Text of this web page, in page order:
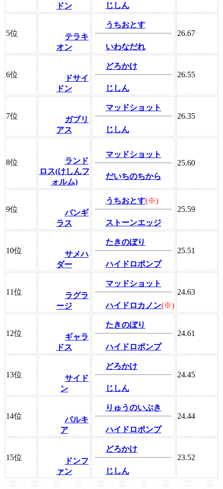
ドン
じしん
5位
テラキ
オン
うちおとす
いわなだれ
26.67
6位
ドサイ
ドン
どろかけ
じしん
26.55
7位
ガブリ
アス
マッドショット
じしん
26.35
8位
ランド
ロス(けしんフ
ォルム)
マッドショット
だいちのちから
25.60
9位
バンギ
ラス
うちおとす(※)
ストーンエッジ
25.59
10位
サメハ
ダー
たきのぼり
ハイドロポンプ
25.51
11位
ラグラ
ージ
マッドショット
ハイドロカノン(※)
24.63
12位
ギャラ
ドス
たきのぼり
ハイドロポンプ
24.61
13位
サイド
ン
どろかけ
じしん
24.45
14位
パルキ
ア
りゅうのいぶき
ハイドロポンプ
24.44
15位
ドンフ
ァン
どろかけ
じしん
23.52